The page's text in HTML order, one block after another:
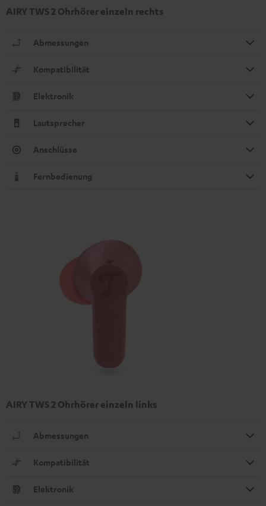
AIRY TWS 2 Ohrhörer einzeln rechts
Abmessungen
Kompatibilität
Elektronik
Lautsprecher
Anschlüsse
Fernbedienung
AIRY TWS 2 Ohrhörer einzeln links
Abmessungen
Kompatibilität
Elektronik